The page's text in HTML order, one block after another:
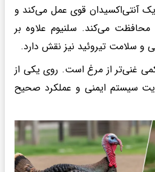
آنتی‌اکسیدان قوی عمل می‌کند و
محافظت می‌کند. سلنیوم علاوه بر
و سلامت تیروئید نیز نقش دارد.
کمی غنی‌تر از مرغ است. روی یکی از
سیستم ایمنی و عملکرد صحیح